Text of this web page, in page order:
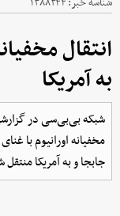
انتقال
به آمریکا
شبکه بی‌بی‌سی در
مخفیانه اورانیوم با
جابجا و به آمریکا